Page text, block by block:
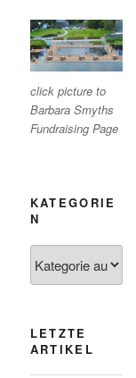
click picture to
Barbara Smyths
Fundraising Page
KATEGORIE
N
LETZTE
ARTIKEL